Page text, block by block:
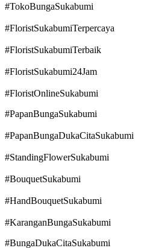
#TokoBungaSukabumi
#FloristSukabumiTerpercaya
#FloristSukabumiTerbaik
#FloristSukabumi24Jam
#FloristOnlineSukabumi
#PapanBungaSukabumi
#PapanBungaDukaCitaSukabumi
#StandingFlowerSukabumi
#BouquetSukabumi
#HandBouquetSukabumi
#KaranganBungaSukabumi
#BungaDukaCitaSukabumi